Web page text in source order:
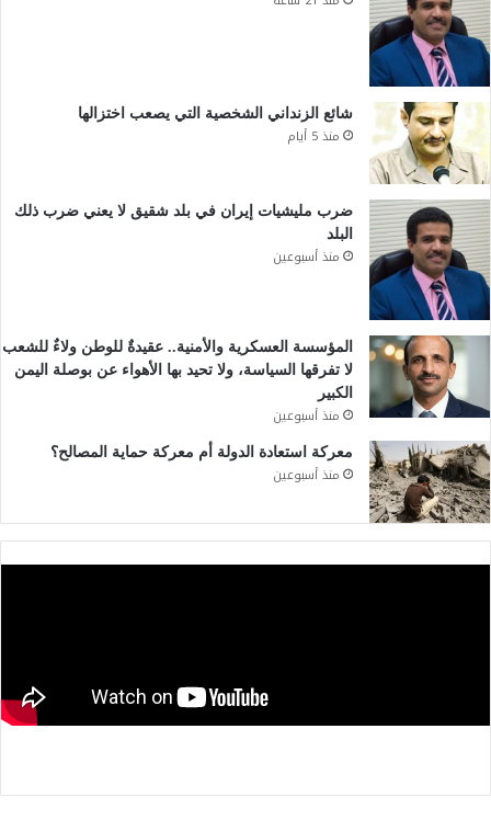
شائع الزنداني الشخصية التي يصعب اختزالها
منذ 5 أيام
ضرب مليشيات إيران في بلد شقيق لا يعني ضرب ذلك
البلد
منذ أسبوعين
المؤسسة العسكرية والأمنية.. عقيدةٌ للوطن ولاءٌ للشعب
لا تفرقها السياسة، ولا تحيد بها الأهواء عن بوصلة اليمن
الكبير
منذ أسبوعين
معركة استعادة الدولة أم معركة حماية المصالح؟
منذ أسبوعين